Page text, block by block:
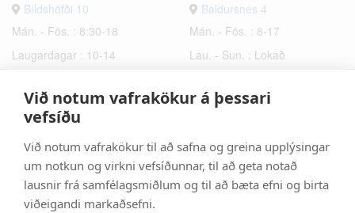
Við notum vafrakökur á þessari
vefsíðu
Við notum vafrakökur til að safna og greina upplýsingar
um notkun og virkni vefsíðunnar, til að geta notað
lausnir frá samfélagsmiðlum og til að bæta efni og birta
viðeigandi markaðsefni.
Bíldshöfði 10
Mán. - Fös. : 8:30-18
Laugardagar : 10-14
Baldursnes 4
Mán. - Fös. : 8-17
Lau. - Sun. : Lokað
Hafnarfjörður
Bæjarhraun 6
Mán. - Fös. : 8-17
Lau. - Sun. : Lokað
Selfoss
Hrísmýri 2a
Mán. - Fös. : 8-17
Lau. - Sun. : Lokað